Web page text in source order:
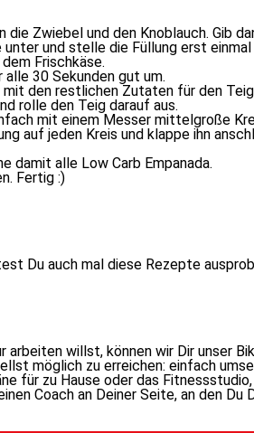
Zwiebel und den Knoblauch.
und stel­le die Füllung erst
Frischkäse.
al­le 30 Sekunden gut um.
mit den rest­li­chen Zutaten für den
rol­le den Teig dar­auf aus.
mit ei­nem Messer mit­tel­gro­ße
auf je­den Kreis und klap­pe ihn
da­mit al­le Low Carb Empanada.
Fertig :)
Du auch mal die­se Rezepte
willst, kön­nen wir Dir un­ser
mög­lich zu er­rei­chen: ein­fach
für zu Hause oder das
Coach an Deiner Seite, an den